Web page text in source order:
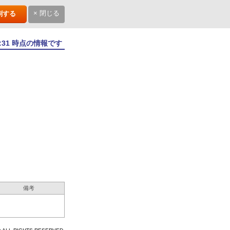
する × 閉じる
時点の情報です
備考